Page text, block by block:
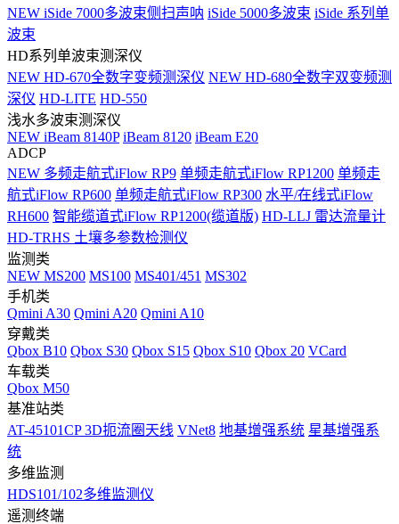
NEW iSide 7000多波束侧扫声呐 iSide 5000多波束 iSide 系列单
波束
HD系列单波束测深仪
NEW HD-670全数字变频测深仪 NEW HD-680全数字双变频测
深仪 HD-LITE HD-550
浅水多波束测深仪
NEW iBeam 8140P iBeam 8120 iBeam E20
ADCP
NEW 多频走航式iFlow RP9 单频走航式iFlow RP1200 单频走
航式iFlow RP600 单频走航式iFlow RP300 水平/在线式iFlow
RH600 智能缆道式iFlow RP1200(缆道版) HD-LLJ 雷达流量计
HD-TRHS 土壤多参数检测仪
监测类
NEW MS200 MS100 MS401/451 MS302
手机类
Qmini A30 Qmini A20 Qmini A10
穿戴类
Qbox B10 Qbox S30 Qbox S15 Qbox S10 Qbox 20 VCard
车载类
Qbox M50
基准站类
AT-45101CP 3D扼流圈天线 VNet8 地基增强系统 星基增强系
统
多维监测
HDS101/102多维监测仪
遥测终端